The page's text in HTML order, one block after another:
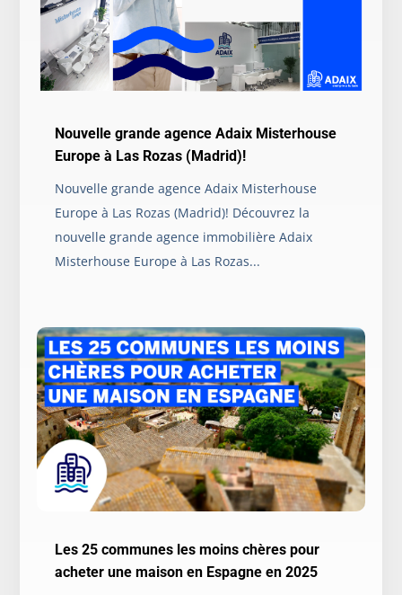
Nouvelle grande agence Adaix Misterhouse
Europe à Las Rozas (Madrid)!
Nouvelle grande agence Adaix Misterhouse
Europe à Las Rozas (Madrid)! Découvrez la
nouvelle grande agence immobilière Adaix
Misterhouse Europe à Las Rozas...
Les 25 communes les moins chères pour
acheter une maison en Espagne en 2025